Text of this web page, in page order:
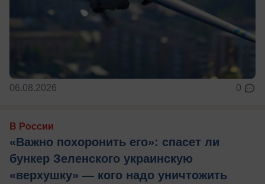
06.08.2026 0
В России
«Важно похоронить его»: спасет ли
бункер Зеленского украинскую
«верхушку» — кого надо уничтожить